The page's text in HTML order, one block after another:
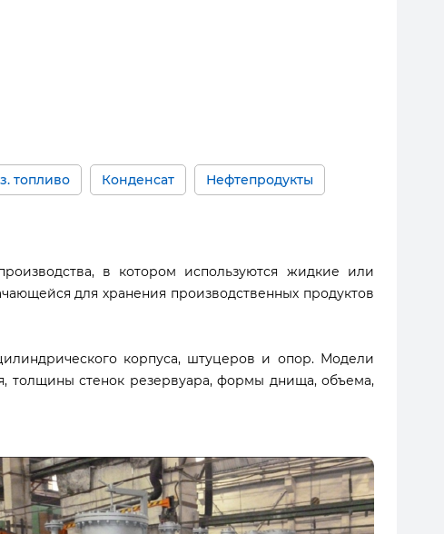
топливо Конденсат Нефтепродукты
в котором используются жидкие или
для хранения производственных продуктов
корпуса, штуцеров и опор. Модели
толщины стенок резервуара, формы днища, объема,